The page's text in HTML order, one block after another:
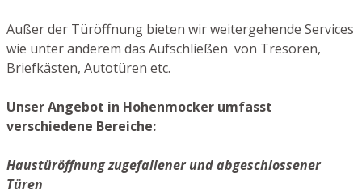
Außer der Türöffnung bieten wir weitergehende Services
wie unter anderem das Aufschließen von Tresoren,
Briefkästen, Autotüren etc.
Unser Angebot in Hohenmocker umfasst
verschiedene Bereiche:
Haustüröffnung zugefallener und abgeschlossener
Türen